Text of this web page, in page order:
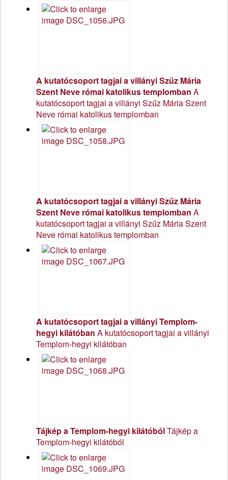
A kutatócsoport tagjai a villányi Szűz Mária
Szent Neve római katolikus templomban A
kutatócsoport tagjai a villányi Szűz Mária Szent
Neve római katolikus templomban
A kutatócsoport tagjai a villányi Szűz Mária
Szent Neve római katolikus templomban A
kutatócsoport tagjai a villányi Szűz Mária Szent
Neve római katolikus templomban
A kutatócsoport tagjai a villányi Templom-
hegyi kilátóban A kutatócsoport tagjai a villányi
Templom-hegyi kilátóban
Tájkép a Templom-hegyi kilátóbólTájkép a
Templom-hegyi kilátóból